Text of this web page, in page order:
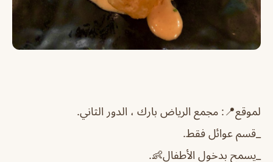
لموقع📍: مجمع الرياض بارك ، الدور الثاني.
_قسم عوائل فقط.
_يسمح بدخول الأطفال👶.